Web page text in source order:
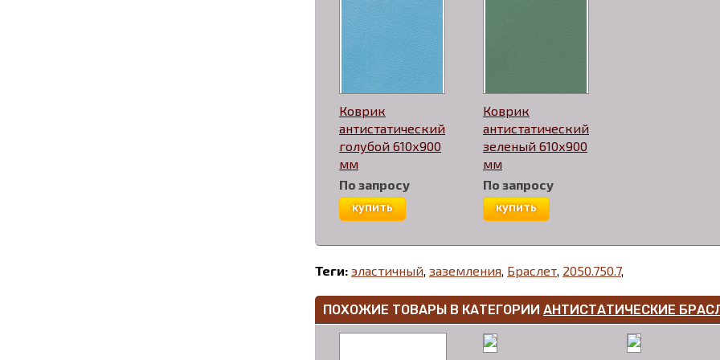
Коврик
антистатический
голубой 610х900
мм
По запросу
купить
Коврик
антистатический
зеленый 610х900
мм
По запросу
купить
Теги: эластичный заземления Браслет 2050.750.7,
ПОХОЖИЕ ТОВАРЫ В КАТЕГОРИИ АНТИСТАТИЧЕСКИЕ